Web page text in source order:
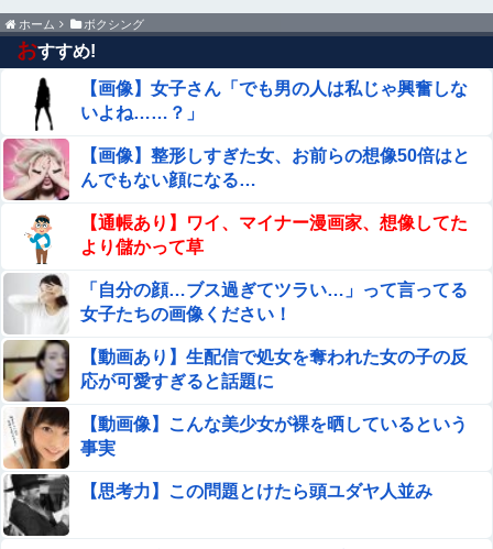
ホーム ボクシング
おすすめ!
【画像】女子さん「でも男の人は私じゃ興奮しな
いよね……？」
【画像】整形しすぎた女、お前らの想像50倍はと
んでもない顔になる…
【通帳あり】ワイ、マイナー漫画家、想像してた
より儲かって草
「自分の顔…ブス過ぎてツラい…」って言ってる
女子たちの画像ください！
【動画あり】生配信で処女を奪われた女の子の反
応が可愛すぎると話題に
【動画像】こんな美少女が裸を晒しているという
事実
【思考力】この問題とけたら頭ユダヤ人並み